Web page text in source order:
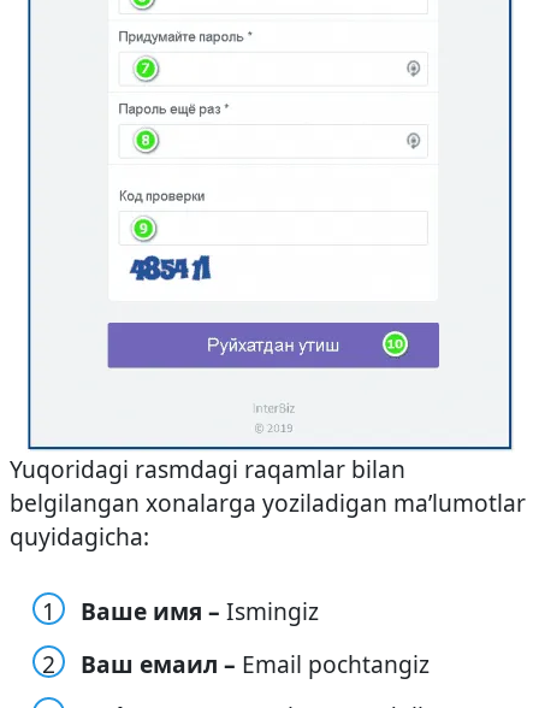
Yuqoridagi rasmdagi raqamlar bilan
belgilangan xonalarga yoziladigan ma’lumotlar
quyidagicha:
Ваше имя – Ismingiz
Ваш емаил – Email pochtangiz